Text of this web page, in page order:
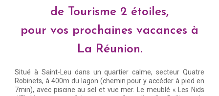
de Tourisme 2 étoiles,
pour vos prochaines vacances à
La Réunion.
Situé à Saint-Leu dans un quartier calme, secteur Quatre
Robinets, à 400m du lagon (chemin pour y accéder à pied en
7min), avec piscine au sel et vue mer. Le meublé « Les Nids